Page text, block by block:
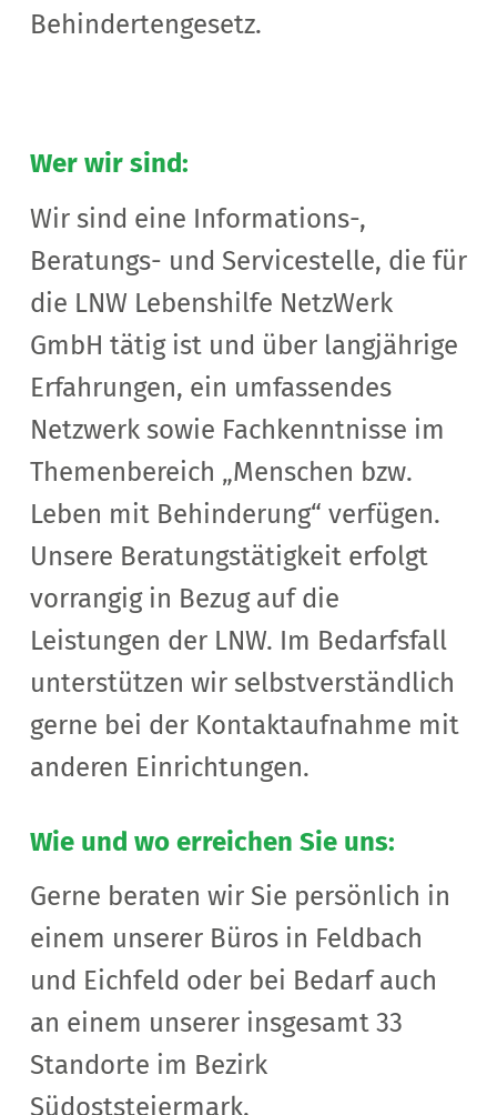
Behindertengesetz.
Wer wir sind:
Wir sind eine Informations-,
Beratungs- und Servicestelle, die für
die LNW Lebenshilfe NetzWerk
GmbH tätig ist und über langjährige
Erfahrungen, ein umfassendes
Netzwerk sowie Fachkenntnisse im
Themenbereich „Menschen bzw.
Leben mit Behinderung“ verfügen.
Unsere Beratungstätigkeit erfolgt
vorrangig in Bezug auf die
Leistungen der LNW. Im Bedarfsfall
unterstützen wir selbstverständlich
gerne bei der Kontaktaufnahme mit
anderen Einrichtungen.
Wie und wo erreichen Sie uns:
Gerne beraten wir Sie persönlich in
einem unserer Büros in Feldbach
und Eichfeld oder bei Bedarf auch
an einem unserer insgesamt 33
Standorte im Bezirk
Südoststeiermark,